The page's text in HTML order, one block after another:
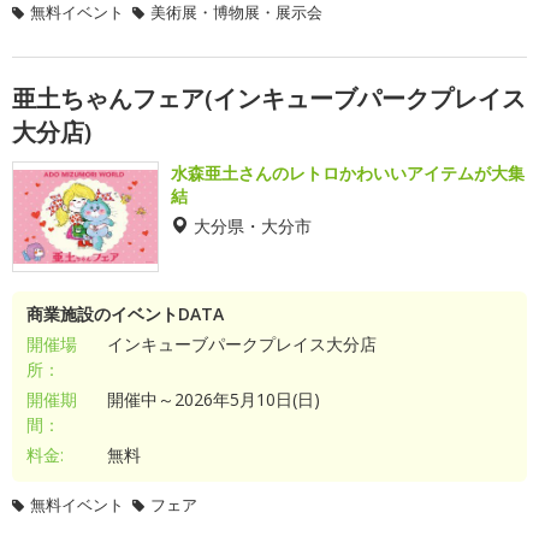
無料イベント 美術展・博物展・展示会
亜土ちゃんフェア(インキューブパークプレイス
大分店)
水森亜土さんのレトロかわいいアイテムが大集
結
大分県・大分市
商業施設のイベントDATA
開催場
所：
インキューブパークプレイス大分店
開催期
間：
開催中～2026年5月10日(日)
料金: 無料
無料イベント フェア